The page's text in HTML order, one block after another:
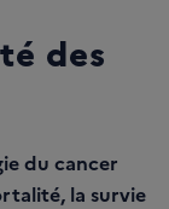
des
du cancer
la survie